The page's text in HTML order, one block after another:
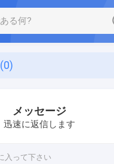
(0)
メッセージ
迅速に返信します